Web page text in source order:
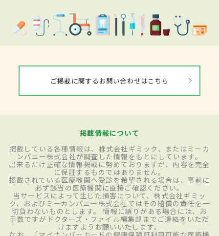
ご掲載に関するお問い合わせはこちら
掲載情報について
掲載している各種情報は、株式会社ギミック、またはミーカ
ンパニー株式会社が調査した情報をもとにしています。
出来るだけ正確な情報掲載に努めておりますが、内容を完全
に保証するものではありません。
掲載されている医療機関へ受診を希望される場合は、事前に
必ず該当の医療機関に直接ご確認ください。
当サービスによって生じた損害について、株式会社ギミッ
ク、およびミーカンパニー株式会社ではその賠償の責任を一
切負わないものとします。 情報に誤りがある場合には、お
手数ですがドクターズ・ファイル編集部までご連絡をいただ
けますようお願いいたします。